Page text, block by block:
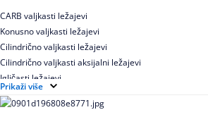
CARB valjkasti ležajevi
Konusno valjkasti ležajevi
Cilindrično valjkasti ležajevi
Cilindrično valjkasti aksijalni ležajevi
Igličasti ležajevi
Igličasti aksijalni ležajevi
Buričasti ležajevi
Prikaži više